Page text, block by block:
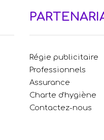
Régie publicitaire
Professionnels
Assurance
Charte d’hygiène
Contactez-nous